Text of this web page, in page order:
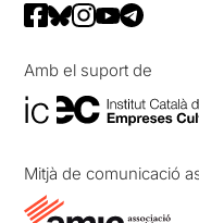
Amb el suport de
Mitjà de comunicació